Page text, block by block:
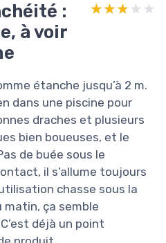
:
à voir
★★★★★
★★★★★
étanche jusqu’à 2 m.
dans une piscine pour
draches et plusieurs
bien boueuses, et le
de buée sous le
il s’allume toujours
chasse sous la
matin, ça semble
C’est déjà un point